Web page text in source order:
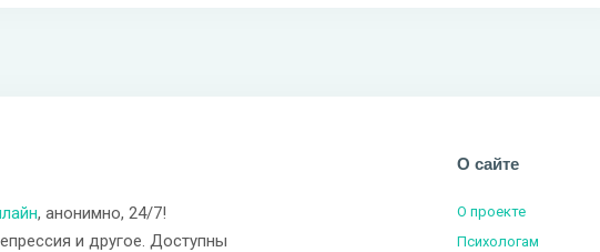
, анонимно, 24/7!
и другое. Доступны
О сайте
О проекте
Психологам